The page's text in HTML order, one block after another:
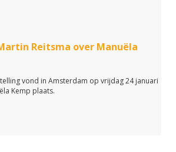
Reitsma over Manuëla
vond in Amsterdam op vrijdag 24 januari
Kemp plaats.